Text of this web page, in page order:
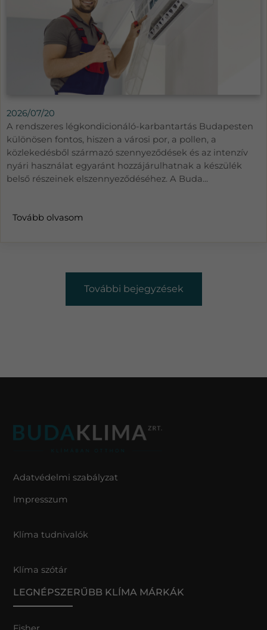
2026/07/20
A rendszeres légkondicionáló-karbantartás Budapesten
különösen fontos, hiszen a városi por, a pollen, a
közlekedésből származó szennyeződések és az intenzív
nyári használat egyaránt hozzájárulhatnak a készülék
belső részeinek elszennyeződéséhez. A Buda...
Tovább olvasom
További bejegyzések
Adatvédelmi szabályzat
Impresszum
Klíma tudnivalók
Klíma szótár
LEGNÉPSZERŰBB KLÍMA MÁRKÁK